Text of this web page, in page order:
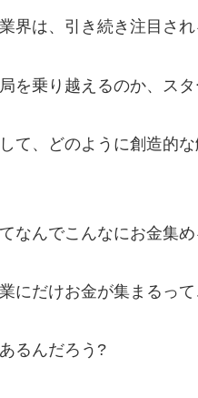
界は、引き続き注目さ
を乗り越えるのか、ス
て、どのように創造的
なんでこんなにお金集
にだけお金が集まるっ
るんだろう?